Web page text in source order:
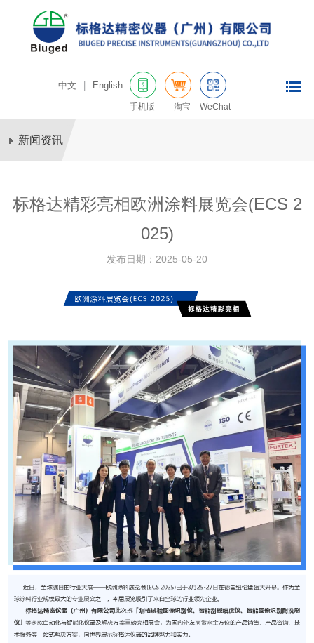
中文 English
手机版 淘宝 WeChat
新闻资讯
标格达精彩亮相欧洲涂料展览会(ECS 2
025)
发布日期：2025-05-20